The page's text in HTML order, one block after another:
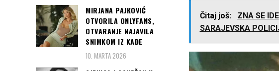
Čitaj još:
ZNA SE
SARAJEVSKA
MIRJANA PAJKOVIĆ
OTVORILA ONLYFANS,
OTVARANJE NAJAVILA
SNIMKOM IZ KADE
10. MARTA 2026